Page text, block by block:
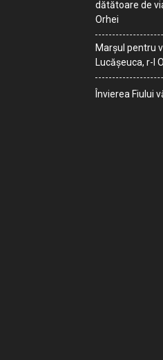
dătătoare de
Orhei
Marșul pentru
Lucășeuca, r-l
Învierea Fiului